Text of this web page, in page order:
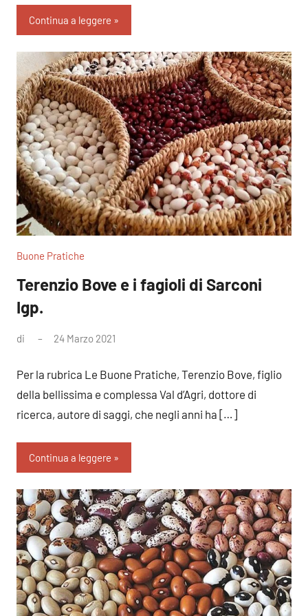
Continua a leggere
Buone Pratiche
Terenzio Bove e i fagioli di Sarconi
Igp.
di 24 Marzo 2021
Per la rubrica Le Buone Pratiche, Terenzio Bove, figlio
della bellissima e complessa Val d’Agri, dottore di
ricerca, autore di saggi, che negli anni ha […]
Continua a leggere